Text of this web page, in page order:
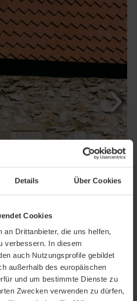
Details Über Cookies
Cookies
an Drittanbieter, die uns helfen,
verbessern. In diesem
auch Nutzungsprofile gebildet
außerhalb des europäischen
und um bestimmte Dienste zu
Zwecken verwenden zu dürfen,
AMBIENTE SEGMENTSCHNITT
Biberschwanzziegel AMBIENTE